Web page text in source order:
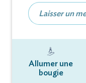
à
Mme
Cérémonie
Allumer une
bougie